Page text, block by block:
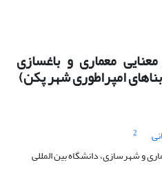
معماری و باغسازی
امپراطوری شهر پکن)
2
و شهرسازی، دانشگاه بین المللی